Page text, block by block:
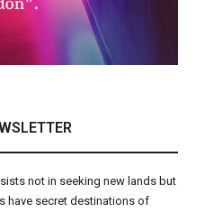
not in seeking new lands but
have secret destinations of